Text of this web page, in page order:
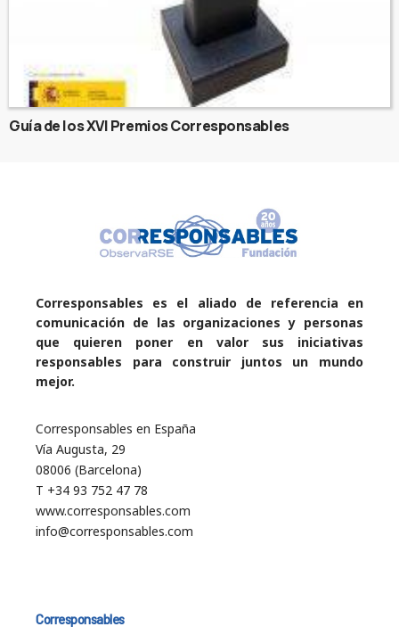
Guía de los XVI Premios Corresponsables
Corresponsables es el aliado de referencia en
comunicación de las organizaciones y personas
que quieren poner en valor sus iniciativas
responsables para construir juntos un mundo
mejor.
Corresponsables en España
Vía Augusta, 29
08006 (Barcelona)
T +34 93 752 47 78
www.corresponsables.com
info@corresponsables.com
Corresponsables